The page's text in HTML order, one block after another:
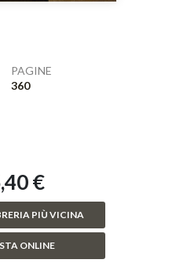
PAGINE
360
€
PIÙ VICINA
ONLINE